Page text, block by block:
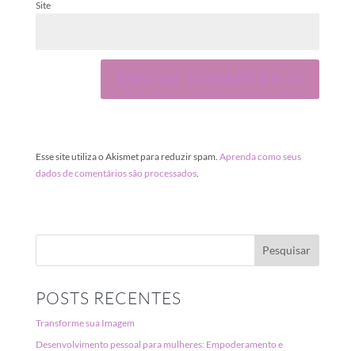
Site
Esse site utiliza o Akismet para reduzir spam. Aprenda como seus
dados de comentários são processados.
POSTS RECENTES
Transforme sua Imagem
Desenvolvimento pessoal para mulheres: Empoderamento e